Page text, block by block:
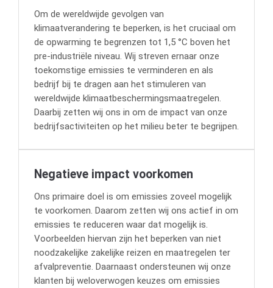
Om de wereldwijde gevolgen van
klimaatverandering te beperken, is het cruciaal om
de opwarming te begrenzen tot 1,5 °C boven het
pre-industriële niveau. Wij streven ernaar onze
toekomstige emissies te verminderen en als
bedrijf bij te dragen aan het stimuleren van
wereldwijde klimaatbeschermingsmaatregelen.
Daarbij zetten wij ons in om de impact van onze
bedrijfsactiviteiten op het milieu beter te begrijpen.
Negatieve impact voorkomen
Ons primaire doel is om emissies zoveel mogelijk
te voorkomen. Daarom zetten wij ons actief in om
emissies te reduceren waar dat mogelijk is.
Voorbeelden hiervan zijn het beperken van niet
noodzakelijke zakelijke reizen en maatregelen ter
afvalpreventie. Daarnaast ondersteunen wij onze
klanten bij weloverwogen keuzes om emissies